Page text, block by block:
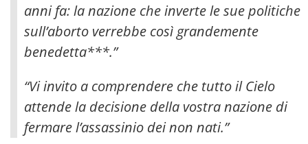
anni fa: la nazione che inverte le sue politiche
sull’aborto verrebbe così grandemente
benedetta***.”
“Vi invito a comprendere che tutto il Cielo
attende la decisione della vostra nazione di
fermare l’assassinio dei non nati.”